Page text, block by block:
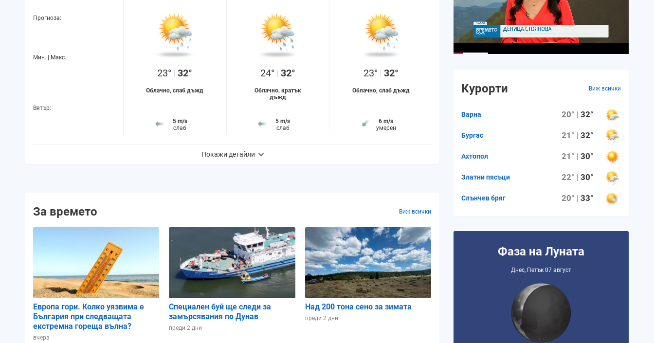
Прогноза:
Мин. | Макс.:
Вятър:
Облачност:
Продължителност на деня:
Фаза на луната:
Зодиакален знак:
23° 32°
Облачно, слаб дъжд
5 m/s
слаб
18:10 ч.
12 ч. и 02 мин.
Намаляващ
полумесец
Близнаци
24° 32°
Облачно, кратък
дъжд
5 m/s
слаб
06:08 ч.
18:10 ч.
12 ч. и 02 мин.
23° 32°
Облачно, слаб дъжд
6 m/s
умерен
06:08 ч.
18:10 ч.
12 ч. и 02 мин.
Покажи детайли
За времето Виж всички
Европа гори. Колко уязвима е
България при следващата
екстремна гореща вълна?
вчера
Специален буй ще следи за
замърсявания по Дунав
преди 2 дни
Над 200 тона сено за зимата
преди 2 дни
Курорти Виж всички
Варна 20° |32°
Бургас 21° |32°
Ахтопол 21° |30°
Златни пясъци 22° |30°
Слънчев бряг 20° |33°
Фаза на Луната
Днес, Петък 07 август